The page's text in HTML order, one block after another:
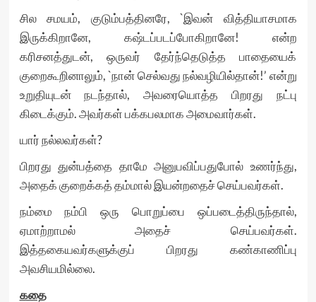
சில சமயம், குடும்பத்தினரே, `இவன் வித்தியாசமாக
இருக்கிறானே, கஷ்டப்படப்போகிறானே! என்ற
கரிசனத்துடன், ஒருவர் தேர்ந்தெடுத்த பாதையைக்
குறைகூறினாலும், `நான் செல்வது நல்வழியில்தான்!’ என்று
உறுதியுடன் நடந்தால், அவரையொத்த பிறரது நட்பு
கிடைக்கும். அவர்கள் பக்கபலமாக அமைவார்கள்.
யார் நல்லவர்கள்?
பிறரது துன்பத்தை தாமே அனுபவிப்பதுபோல் உணர்ந்து,
அதைக் குறைக்கத் தம்மால் இயன்றதைச் செய்பவர்கள்.
நம்மை நம்பி ஒரு பொறுப்பை ஒப்படைத்திருந்தால்,
ஏமாற்றாமல் அதைச் செய்பவர்கள்.
இத்தகையவர்களுக்குப் பிறரது கண்காணிப்பு
அவசியமில்லை.
கதை